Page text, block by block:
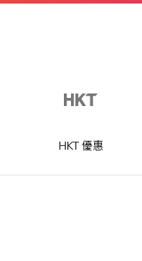
HKT 優惠